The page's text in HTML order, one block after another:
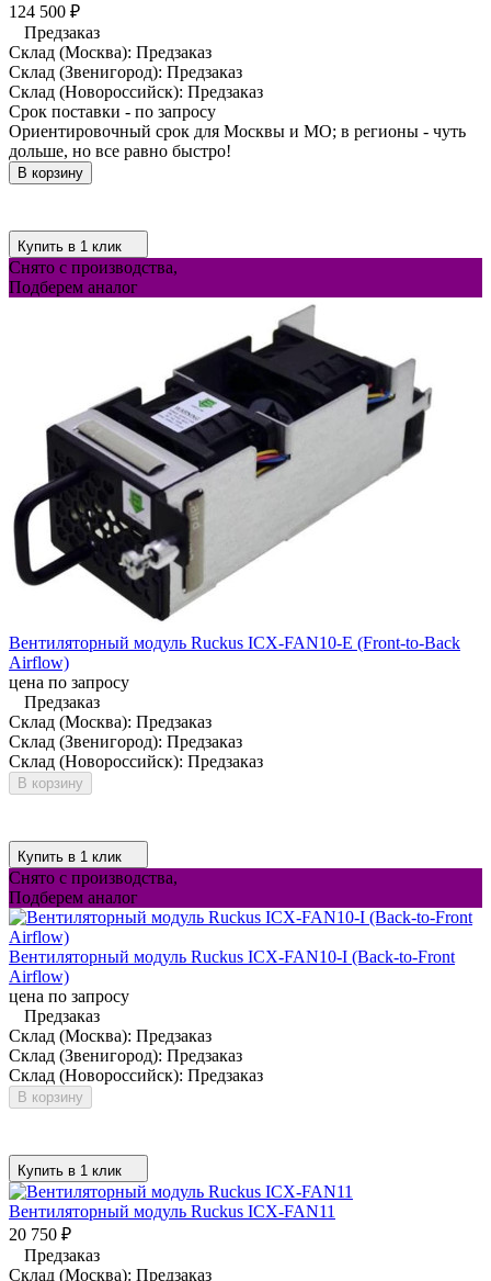
124 500 ₽
Предзаказ
Склад (Москва): Предзаказ
Склад (Звенигород): Предзаказ
Склад (Новороссийск): Предзаказ
Срок поставки - по запросу
Ориентировочный срок для Москвы и МО; в регионы - чуть
дольше, но все равно быстро!
В корзину
Купить в 1 клик
Снято с производства,
Подберем аналог
Вентиляторный модуль Ruckus ICX-FAN10-E (Front-to-Back
Airflow)
цена по запросу
Предзаказ
Склад (Москва): Предзаказ
Склад (Звенигород): Предзаказ
Склад (Новороссийск): Предзаказ
В корзину
Купить в 1 клик
Снято с производства,
Подберем аналог
Вентиляторный модуль Ruckus ICX-FAN10-I (Back-to-Front
Airflow)
цена по запросу
Предзаказ
Склад (Москва): Предзаказ
Склад (Звенигород): Предзаказ
Склад (Новороссийск): Предзаказ
В корзину
Купить в 1 клик
Вентиляторный модуль Ruckus ICX-FAN11
20 750 ₽
Предзаказ
Склад (Москва): Предзаказ